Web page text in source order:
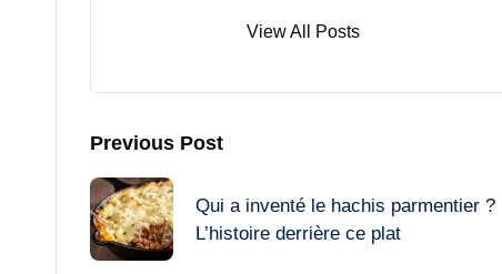
View All Posts
Post
navigation
Previous Post
Qui a inventé le hachis parmentier ?
L’histoire derrière ce plat